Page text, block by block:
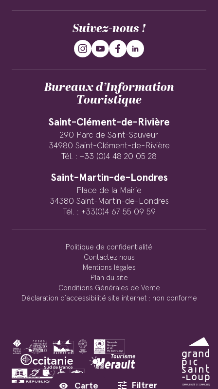
Filtrer
Carte
Suivez-nous !
Bureaux d’Information
Touristique
Saint-Clément-de-Rivière
290 Parc de Saint-Sauveur
34980 Saint-Clément-de-Rivière
Tél. : +33 (0)4 48 20 05 28
Saint-Martin-de-Londres
Place de la Mairie
34380 Saint-Martin-de-Londres
Tél. : +33(0)4 67 55 09 59
Politique de confidentialité
Contactez nous
Mentions légales
Plan du site
Conditions Générales de Vente
Déclaration d’accessibilité site internet : non conforme